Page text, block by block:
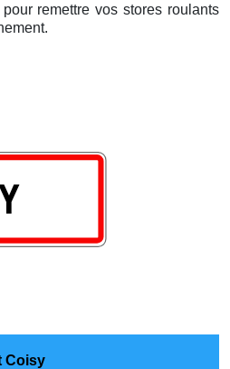
remettre vos stores roulants
Coisy